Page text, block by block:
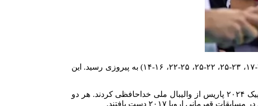
به گزارش “ورزش سه”، تیم ملی والیبال آلمان تحت هدایت میخال وینیارسکی در یک بازی دوستانه مقابل بلژیک با نتیجه ۳-۲ (۲۵-۱۷، ۲۳-۲۵، ۲۲-۲۵، ۲۵-۲۲، ۱۶-۱۴) به پیروزی رسید. این
پس از این پیروزی، هواداران آلمان با دو اسطوره تیم ملی خداحافظی کردند. کریستین فروم و لوکاس کامپا پس از بازی‌های المپیک ۲۰۲۴ پاریس از والیبال ملی خداحافظی کردند. هر دو